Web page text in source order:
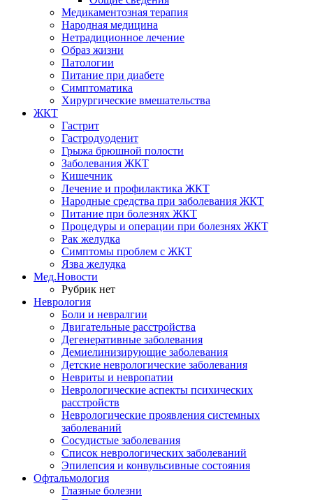
Медикаментозная терапия
Народная медицина
Нетрадиционное лечение
Образ жизни
Патологии
Питание при диабете
Симптоматика
Хирургические вмешательства
ЖКТ
Гастрит
Гастродуоденит
Грыжа брюшной полости
Заболевания ЖКТ
Кишечник
Лечение и профилактика ЖКТ
Народные средства при заболевания ЖКТ
Питание при болезнях ЖКТ
Процедуры и операции при болезнях ЖКТ
Рак желудка
Симптомы проблем с ЖКТ
Язва желудка
Мед.Новости
Рубрик нет
Неврология
Боли и невралгии
Двигательные расстройства
Дегенеративные заболевания
Демиелинизирующие заболевания
Детские неврологические заболевания
Невриты и невропатии
Неврологические аспекты психических
расстройств
Неврологические проявления системных
заболеваний
Сосудистые заболевания
Список неврологических заболеваний
Эпилепсия и конвульсивные состояния
Офтальмология
Глазные болезни